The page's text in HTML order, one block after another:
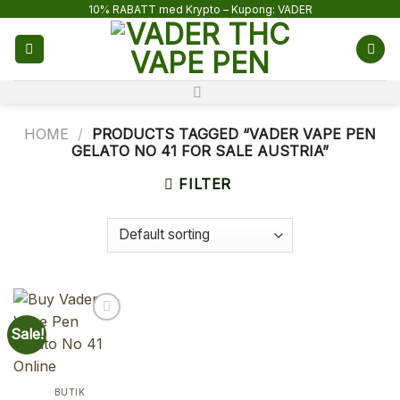
content
10% RABATT med Krypto – Kupong: VADER
HOME /
PRODUCTS TAGGED “VADER VAPE PEN
GELATO NO 41 FOR SALE AUSTRIA”
FILTER
Sale!
BUTIK